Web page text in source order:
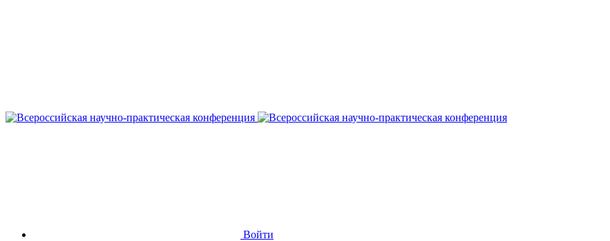
Войти